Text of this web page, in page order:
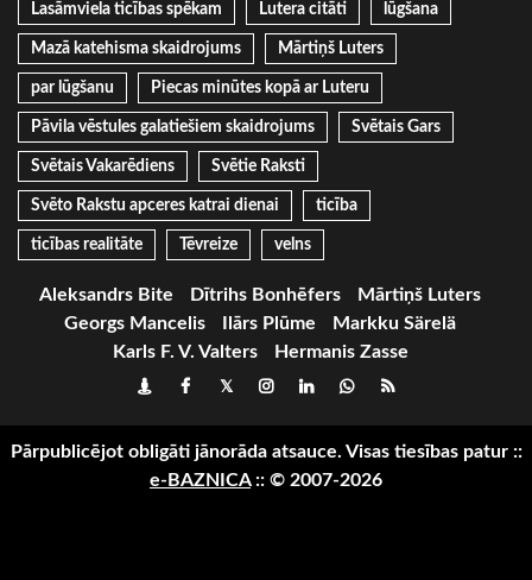
Lasāmviela ticības spēkam Lutera citāti lūgšana
Mazā katehisma skaidrojums Mārtiņš Luters
par lūgšanu Piecas minūtes kopā ar Luteru
Pāvila vēstules galatiešiem skaidrojums Svētais Gars
Svētais Vakarēdiens Svētie Raksti
Svēto Rakstu apceres katrai dienai ticība
ticības realitāte Tēvreize velns
Aleksandrs Bite Dītrihs Bonhēfers
Mārtiņš Luters
Georgs Mancelis
Ilārs Plūme
Markku Särelä
Karls F. V. Valters
Hermanis Zasse
Draugiem
Facebook
TwitterInstagram
LinkedIn
whatsapp
RSS
Pārpublicējot obligātijānorāda atsauce. Visas tiesības patur ::
e-BAZNICA:: © 2007-2026